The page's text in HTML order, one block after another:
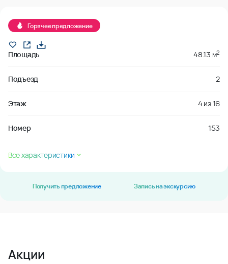
Горячее предложение
Площадь 48.13 м2
Подъезд 2
Этаж 4 из16
Номер 153
Все характеристики
Получить предложение Запись на экскурсию
Акции